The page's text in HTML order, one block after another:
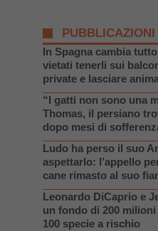
PUBBLICAZIONI
In Spagna cambia
vietati tenerli sui
private e lasciare
“I gatti non sono una
Thomas, il persiano
dopo mesi di
Ludo ha perso il suo
aspettarlo: l’appello
cane rimasto al suo
Leonardo DiCaprio e
un fondo di 200
100 specie a rischio